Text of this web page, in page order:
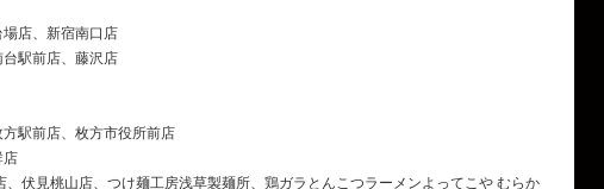
店、新宿南口店
駅前店、藤沢店
駅前店、枚方市役所前店
伏見桃山店、つけ麺工房浅草製麺所、鶏ガラとんこつラーメンよってこや むらか